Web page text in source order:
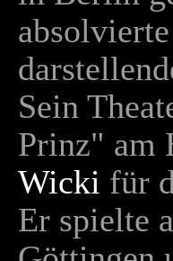
Sein
Prinz" am
Wicki für
Er spielte